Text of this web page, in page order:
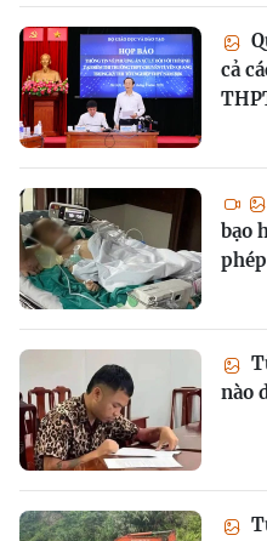
cả
bạo
phép
nào